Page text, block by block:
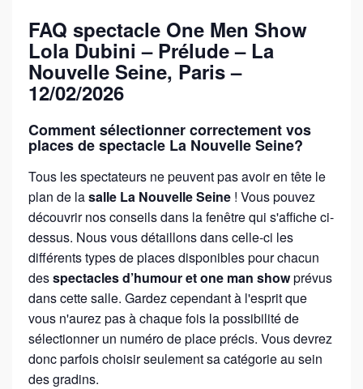
FAQ spectacle One Men Show
Lola Dubini – Prélude – La
Nouvelle Seine, Paris –
12/02/2026
Comment sélectionner correctement vos
places de spectacle La Nouvelle Seine?
Tous les spectateurs ne peuvent pas avoir en tête le
plan de lasalle La Nouvelle Seine ! Vous pouvez
découvrir nos conseils dans la fenêtre qui s'affiche ci-
dessus. Nous vous détaillons dans celle-ci les
différents types de places disponibles pour chacun
desspectacles d’humour et one man showprévus
dans cette salle. Gardez cependant à l'esprit que
vous n'aurez pas à chaque fois la possibilité de
sélectionner un numéro de place précis. Vous devrez
donc parfois choisir seulement sa catégorie au sein
des gradins.